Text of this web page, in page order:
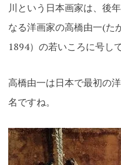
川という日本画家は、後
なる洋画家の高橋由一(た
1894）の若いころに号し
高橋由一は日本で最初の
名ですね。